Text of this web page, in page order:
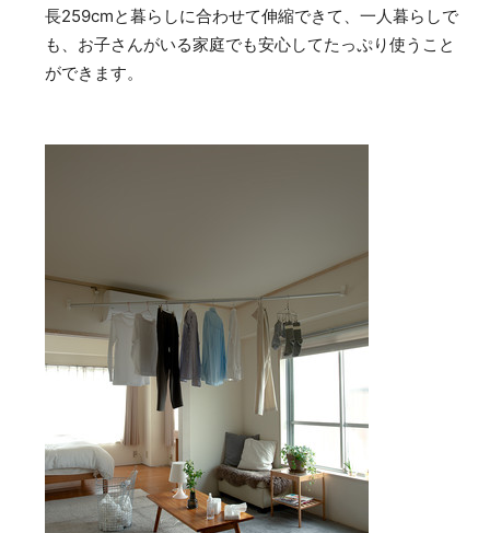
長259cmと暮らしに合わせて伸縮できて、一人暮らしで
も、お子さんがいる家庭でも安心してたっぷり使うこと
ができます。